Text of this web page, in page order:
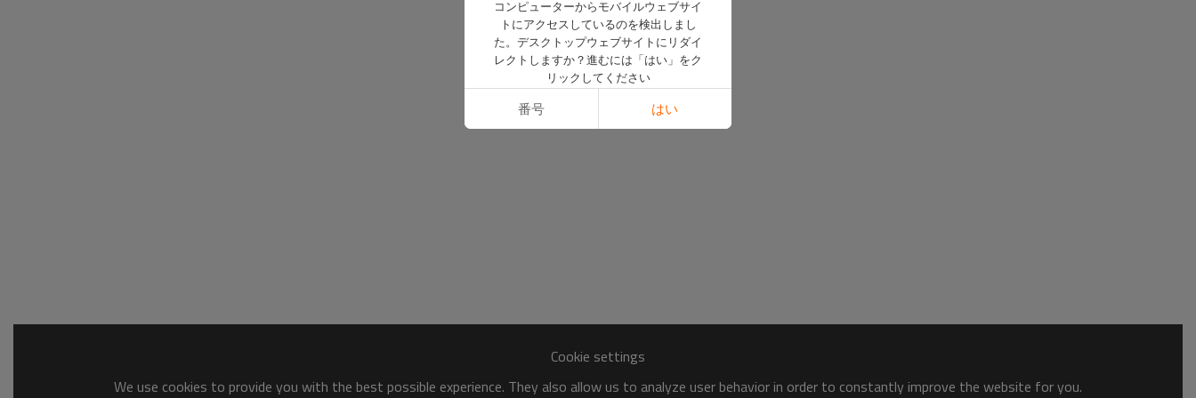
Cookie settings
We use cookies to provide you with the best possible experience. They also allow us to analyze user behavior in order to constantly improve the website for you.
コンピューターからモバイルウェブサイ
トにアクセスしているのを検出しまし
た。デスクトップウェブサイトにリダイ
レクトしますか？進むには「はい」をク
リックしてください
番号 はい